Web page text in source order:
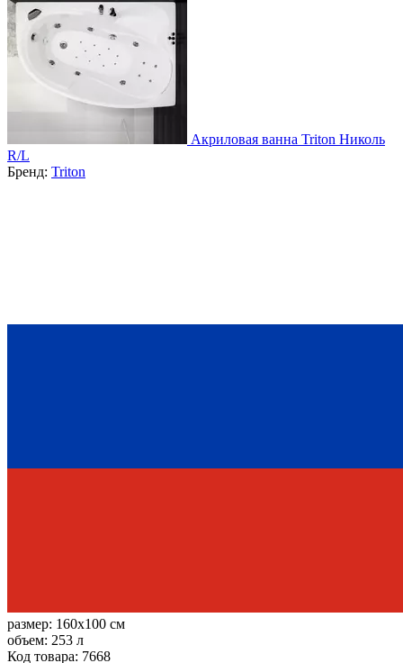
Акриловая ванна Triton Николь
R/L
Бренд: Triton
размер: 160x100 см
объем: 253 л
Код товара: 7668